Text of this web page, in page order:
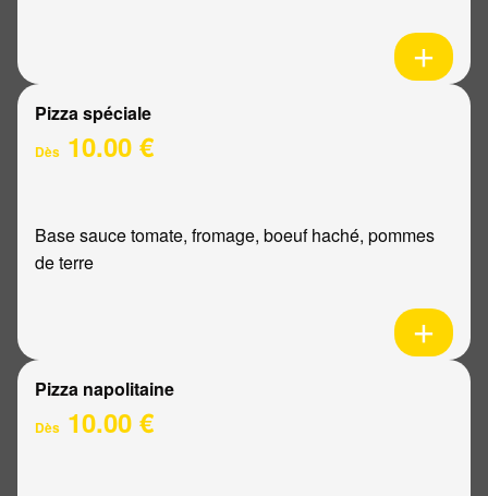
Pizza spéciale
Dès 10.00 €
Base sauce tomate, fromage, boeuf haché, pommes
de terre
Pizza napolitaine
Dès 10.00 €